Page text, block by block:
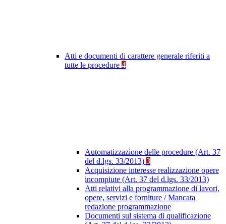
Atti e documenti di carattere generale riferiti a
tutte le procedure 4
Automatizzazione delle procedure (Art. 37
del d.lgs. 33/2013) 3
Acquisizione interesse realizzazione opere
incompiute (Art. 37 del d.lgs. 33/2013)
Atti relativi alla programmazione di lavori,
opere, servizi e forniture / Mancata
redazione programmazione
Documenti sul sistema di qualificazione